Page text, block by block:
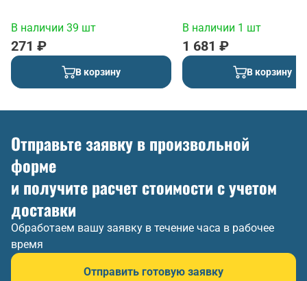
В наличии 39 шт
271 ₽
В корзину
В наличии 1 шт
1 681 ₽
В корзину
Отправьте заявку в произвольной
форме
и получите расчет стоимости с учетом
доставки
Обработаем вашу заявку в течение часа в рабочее
время
Отправить готовую заявку